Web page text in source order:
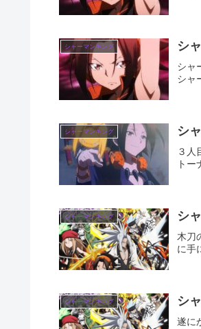
シャーマンキング シ
シャ
シャ
シャーマンキング シ
３人
ト
シャーマンキング シ
木刀
に手
シャーマンキング シ
遂に